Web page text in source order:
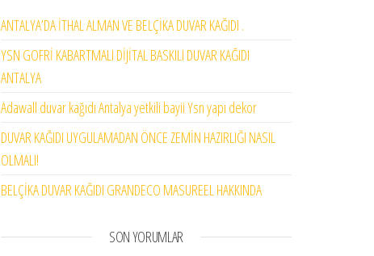
ANTALYA’DA İTHAL ALMAN VE BELÇİKA DUVAR KAĞIDI .
YSN GOFRİ KABARTMALI DİJİTAL BASKILI DUVAR KAĞIDI
ANTALYA
Adawall duvar kağıdı Antalya yetkili bayii Ysn yapı dekor
DUVAR KAĞIDI UYGULAMADAN ÖNCE ZEMİN HAZIRLIĞI NASIL
OLMALI!
BELÇİKA DUVAR KAĞIDI GRANDECO MASUREEL HAKKINDA
SON YORUMLAR